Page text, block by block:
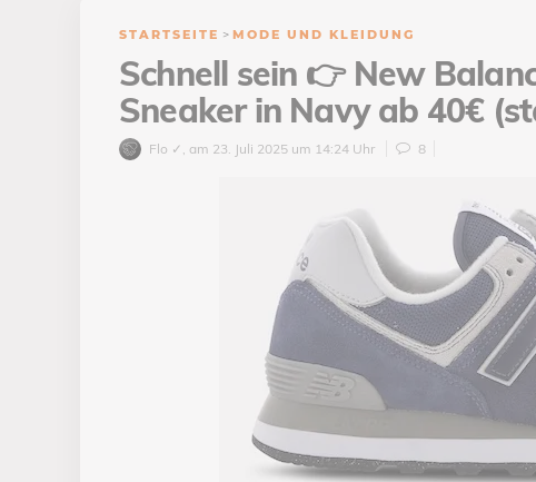
STARTSEITE > MODE UND KLEIDUNG
Schnell sein 👉 New
Sneaker in Navy ab 40€
Flo ✓ , am 23. Juli 2025 um 14:24 Uhr 8